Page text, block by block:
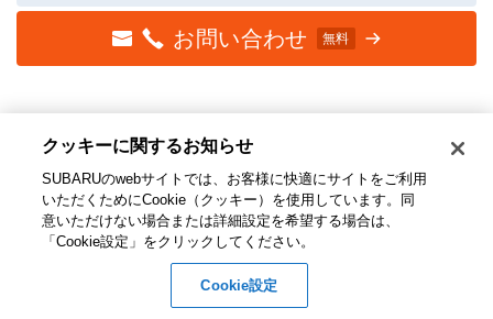
お問い合わせ 無料
クッキーに関するお知らせ​
SUBARUのwebサイトでは、お客様に快適にサイトをご利用
いただくためにCookie（クッキー）を使用しています。​ 同
意いただけない場合または詳細設定を希望する場合は、
「Cookie設定」をクリックしてください。​
Cookie設定